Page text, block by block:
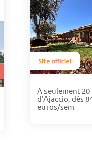
A seulement 20
d'Ajaccio, dès
euros/sem